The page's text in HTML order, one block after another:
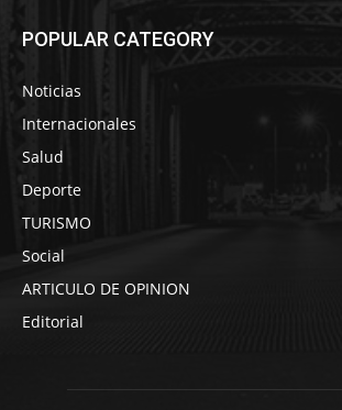
POPULAR CATEGORY
Noticias
Internacionales
Salud
Deporte
TURISMO
Social
ARTICULO DE OPINION
Editorial